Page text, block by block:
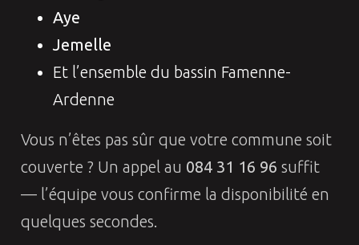
Aye
Jemelle
Et l’ensemble du bassin Famenne-
Ardenne
Vous n’êtes pas sûr que votre commune soit
couverte ? Un appel au 084 31 16 96 suffit
— l’équipe vous confirme la disponibilité en
quelques secondes.